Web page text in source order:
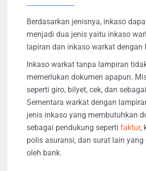
Berdasarkan jenisnya, inkaso
menjadi dua jenis yaitu inkaso
lapiran dan inkaso warkat dengan
Inkaso warkat tanpa lampiran
memerlukan dokumen apapun.
seperti giro, bilyet, cek, dan
Sementara warkat dengan
jenis inkaso yang membutuhkan
sebagai pendukung seperti faktur,
polis asuransi, dan surat lain yang
oleh bank.